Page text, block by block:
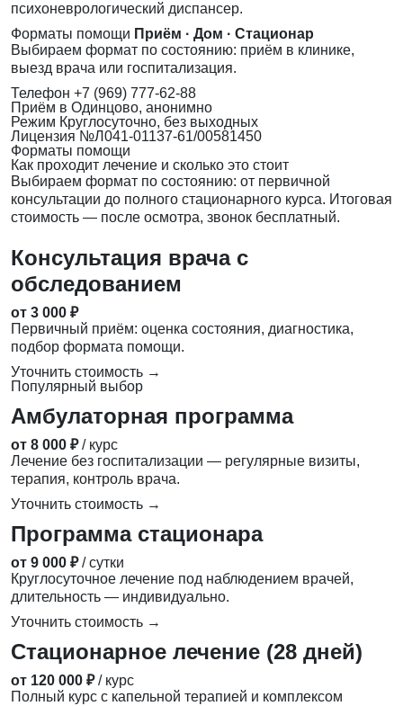
психоневрологический диспансер.
Форматы помощи Приём · Дом · Стационар
Выбираем формат по состоянию: приём в клинике,
выезд врача или госпитализация.
Телефон +7 (969) 777-62-88
Приём в Одинцово, анонимно
Режим Круглосуточно, без выходных
Лицензия №Л041-01137-61/00581450
Форматы помощи
Как проходит лечение и сколько это стоит
Выбираем формат по состоянию: от первичной
консультации до полного стационарного курса. Итоговая
стоимость — после осмотра, звонок бесплатный.
Консультация врача с
обследованием
от 3 000 ₽
Первичный приём: оценка состояния, диагностика,
подбор формата помощи.
Уточнить стоимость →
Популярный выбор
Амбулаторная программа
от 8 000 ₽ / курс
Лечение без госпитализации — регулярные визиты,
терапия, контроль врача.
Уточнить стоимость →
Программа стационара
от 9 000 ₽ / сутки
Круглосуточное лечение под наблюдением врачей,
длительность — индивидуально.
Уточнить стоимость →
Стационарное лечение (28 дней)
от 120 000 ₽ / курс
Полный курс с капельной терапией и комплексом